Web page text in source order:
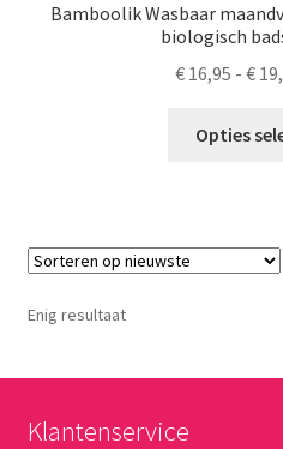
Bamboolik Wasbaar
biologisch
€ 16,95 - €
Opties
Enig resultaat
Klantenservice